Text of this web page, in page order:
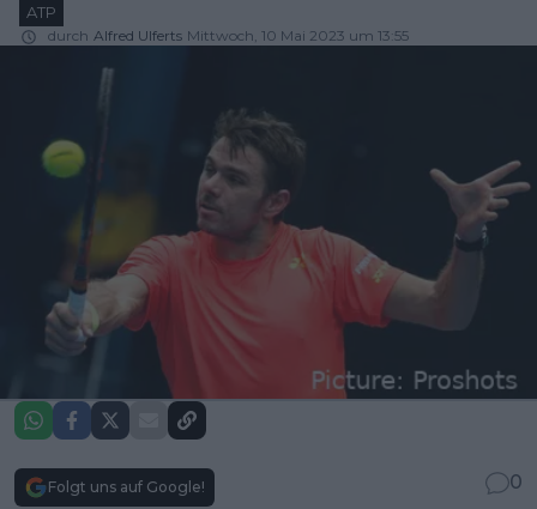
ATP
durch Alfred Ulferts Mittwoch, 10 Mai 2023 um 13:55
Folgt uns auf Google!
0